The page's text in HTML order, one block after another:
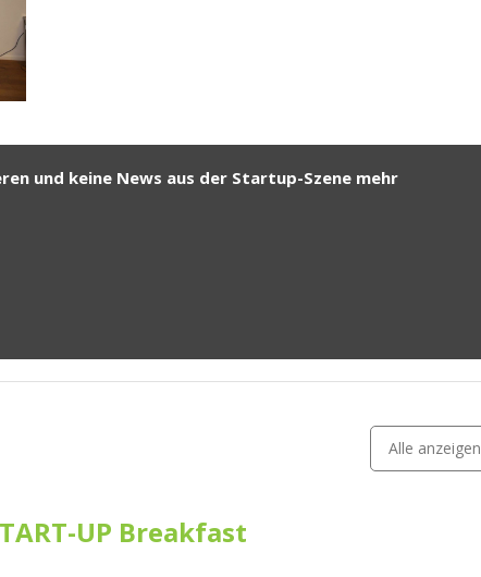
und keine News aus der Startup-Szene mehr
Alle anzeigen
UP Breakfast